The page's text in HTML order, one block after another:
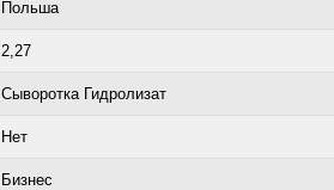
Польша
2,27
Сыворотка Гидролизат
Нет
Бизнес